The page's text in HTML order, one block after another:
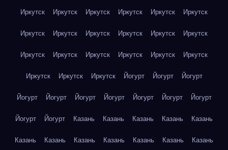
Иркутск Иркутск Иркутск Иркутск Иркутск Иркутск
Иркутск Иркутск Иркутск Иркутск Иркутск Иркутск
Иркутск Иркутск Иркутск Иркутск Иркутск Иркутск
Иркутск Иркутск Иркутск Йогурт Йогурт Йогурт
Йогурт Йогурт Йогурт Йогурт Йогурт Йогурт Йогурт
Йогурт Йогурт Казань Казань Казань Казань Казань
Казань Казань Казань Казань Казань Казань Казань